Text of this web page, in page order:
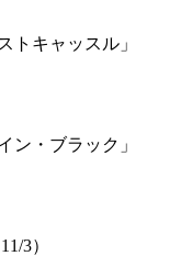
トキャッスル」
ン・ブラック」
3）